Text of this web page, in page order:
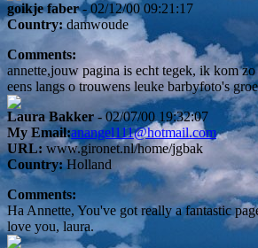
goikje faber- 02/12/00 09:21:17
Country: damwoude
Comments:
annette,jouw pagina is echt tegek, ik kom
eens langs o trouwens leuke barbyfoto's
Laura Bakker- 02/07/00 19:32:07
My Email:anangel111@hotmail.com
URL: www.gironet.nl/home/jgbak
Country:Holland
Comments:
Ha Annette, You've got really a fantastic
love you, laura.